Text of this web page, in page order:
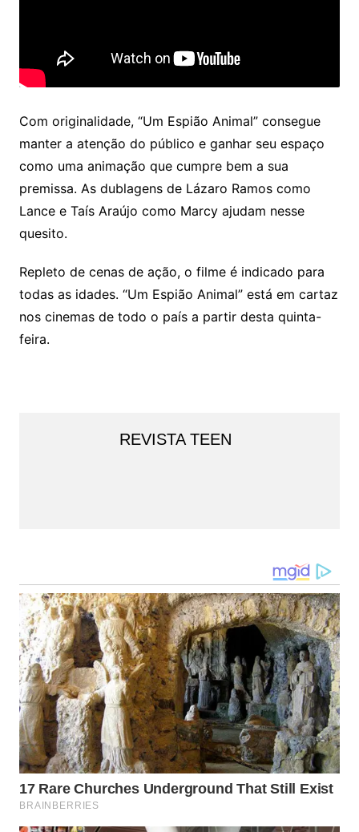
Com originalidade, “Um Espião Animal” consegue
manter a atenção do público e ganhar seu espaço
como uma animação que cumpre bem a sua
premissa. As dublagens de Lázaro Ramos como
Lance e Taís Araújo como Marcy ajudam nesse
quesito.
Repleto de cenas de ação, o filme é indicado para
todas as idades. “Um Espião Animal” está em cartaz
nos cinemas de todo o país a partir desta quinta-
feira.
REVISTA TEEN